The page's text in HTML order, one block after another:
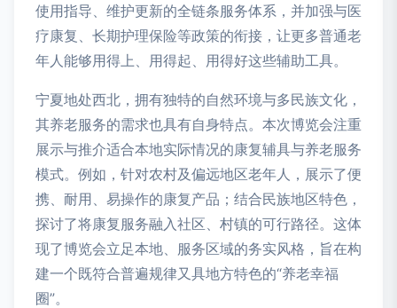
使用指导、维护更新的全链条服务体系，并加强与医
疗康复、长期护理保险等政策的衔接，让更多普通老
年人能够用得上、用得起、用得好这些辅助工具。
宁夏地处西北，拥有独特的自然环境与多民族文化，
其养老服务的需求也具有自身特点。本次博览会注重
展示与推介适合本地实际情况的康复辅具与养老服务
模式。例如，针对农村及偏远地区老年人，展示了便
携、耐用、易操作的康复产品；结合民族地区特色，
探讨了将康复服务融入社区、村镇的可行路径。这体
现了博览会立足本地、服务区域的务实风格，旨在构
建一个既符合普遍规律又具地方特色的“养老幸福
圈”。